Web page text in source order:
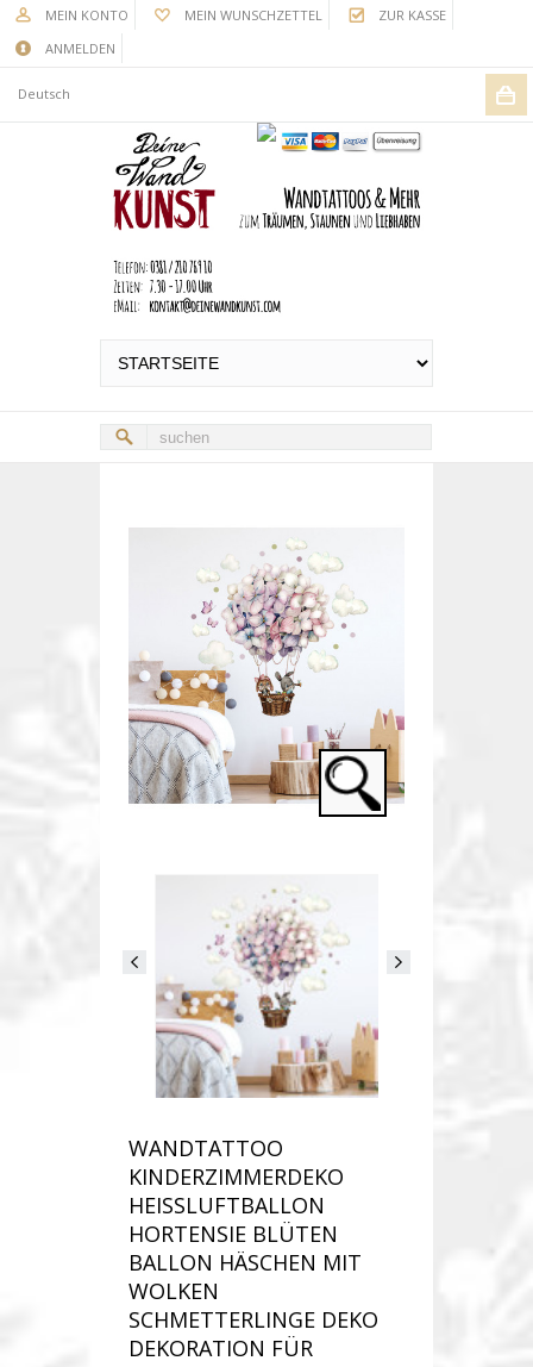
MEIN KONTO MEIN WUNSCHZETTEL
ZUR KASSE
ANMELDEN
Deutsch
WANDTATTOO
KINDERZIMMERDEKO
HEISSLUFTBALLON H
ORTENSIE BLÜTEN B
ALLON HÄSCHEN MIT W
OLKEN S
CHMETTERLINGE DEKO D
EKORATION FÜR K